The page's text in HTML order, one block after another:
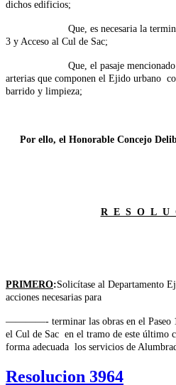
dichos edificios;
Que, es necesaria la terminación
3 y Acceso al Cul de Sac;
Que, el pasaje mencionado debe
arterias que componen el Ejido urbano
barrido y limpieza;
Por ello, el Honorable Concejo
R E S O L U
PRIMERO:Solicítase al Departamento
acciones necesarias para
————- terminar las obras en el Paseo
el Cul de Sac en el tramo de este último
forma adecuada los servicios de
Resolucion 3964